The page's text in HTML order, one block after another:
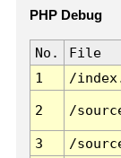
PHP Debug
No. File
1
/
2 /
3 /